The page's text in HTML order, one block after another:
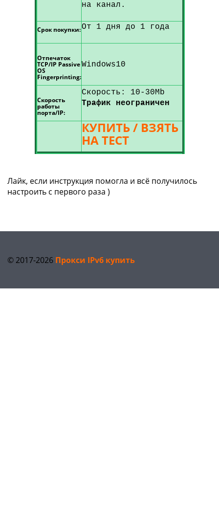
на канал.
Срок покупки:От 1 дня до 1 года
Отпечаток
TCP/IP Passive
OS
Fingerprinting:
Windows10
Скорость
работы
порта/IP:
Скорость: 10-30Мb
Трафик неограничен
КУПИТЬ / ВЗЯТЬ
НА ТЕСТ
Лайк, если инструкция помогла и всё получилось
настроить с первого раза )
© 2017-2026 Прокси IPv6 купить